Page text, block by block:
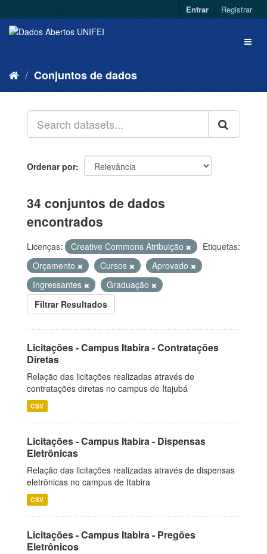
Entrar Registrar
Conjuntos de dados
Ordenar por
34 conjuntos de dados
encontrados
Licenças: Creative Commons Atribuição
Etiquetas:
Orçamento
Cursos
Aprovado
Ingressantes
Graduação
Filtrar Resultados
Licitações - Campus Itabira - Contratações
Diretas
Relação das licitações realizadas através de
contratações diretas no campus de Itajubá
CSV
Licitações - Campus Itabira - Dispensas
Eletrônicas
Relação das licitações realizadas através de dispensas
eletrônicas no campus de Itabira
CSV
Licitações - Campus Itabira - Pregões
Eletrônicos